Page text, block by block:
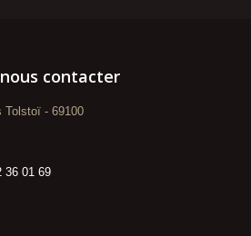
contacter
Tolstoï - 69100
36 01 69